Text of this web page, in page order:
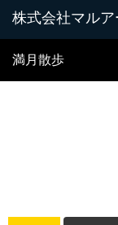
満月散歩